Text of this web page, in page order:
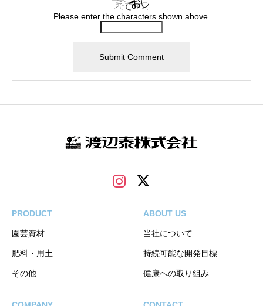
Please enter the characters shown above.
PRODUCT
園芸資材
肥料・用土
その他
ABOUT US
当社について
持続可能な開発目標
健康への取り組み